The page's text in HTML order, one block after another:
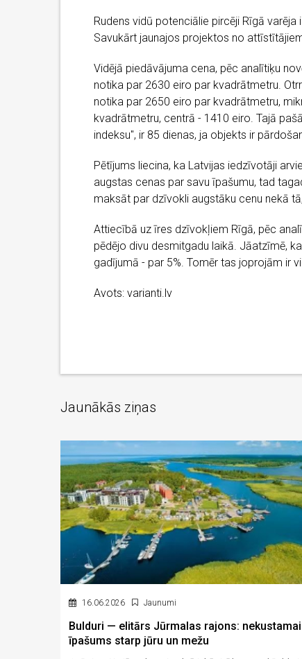
Rudens vidū potenciālie pircēji Rīgā
Savukārt jaunajos projektos no
Vidējā piedāvājuma cena, pēc analītiķu
notika par 2630 eiro par kvadrātmetru.
notika par 2650 eiro par kvadrātmetru,
kvadrātmetru, centrā - 1410 eiro. Tajā
indeksu", ir 85 dienas, ja objekts ir
Pētījums liecina, ka Latvijas iedzīvotāji
augstas cenas par savu īpašumu, tad
maksāt par dzīvokli augstāku cenu nekā
Attiecībā uz īres dzīvokļiem Rīgā, pēc
pēdējo divu desmitgadu laikā. Jāatzīmē,
gadījumā - par 5%. Tomēr tas joprojām ir
Avots: varianti.lv
Jaunākās ziņas
16.06.2026 Jaunumi
Bulduri — elitārs Jūrmalas rajons:
īpašums starp jūru un mežu